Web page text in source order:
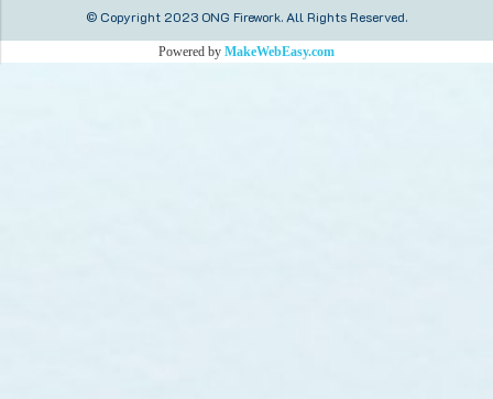
© Copyright 2023 ONG Firework.All Rights Reserved.
Powered by MakeWebEasy.com